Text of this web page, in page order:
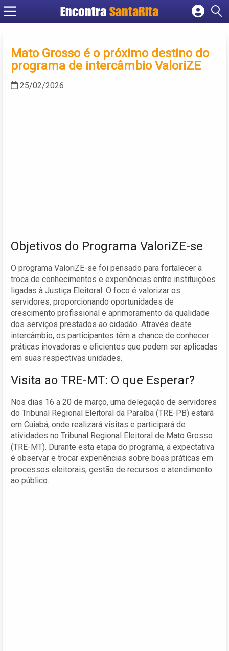
EncontraSantaRita
Cadastrar empresa
Criar conta
Mato Grosso é o próximo destino do
programa de intercâmbio ValoriZE
25/02/2026
Objetivos do Programa ValoriZE-se
O programa ValoriZE-se foi pensado para fortalecer a
troca de conhecimentos e experiências entre instituições
ligadas à Justiça Eleitoral. O foco é valorizar os
servidores, proporcionando oportunidades de
crescimento profissional e aprimoramento da qualidade
dos serviços prestados ao cidadão. Através deste
intercâmbio, os participantes têm a chance de conhecer
práticas inovadoras e eficientes que podem ser aplicadas
em suas respectivas unidades.
Visita ao TRE-MT: O que Esperar?
Nos dias 16 a 20 de março, uma delegação de servidores
do Tribunal Regional Eleitoral da Paraíba (TRE-PB) estará
em Cuiabá, onde realizará visitas e participará de
atividades no Tribunal Regional Eleitoral de Mato Grosso
(TRE-MT). Durante esta etapa do programa, a expectativa
é observar e trocar experiências sobre boas práticas em
processos eleitorais, gestão de recursos e atendimento
ao público.